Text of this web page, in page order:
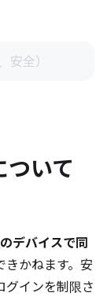
ついて
デバイスで同
きかねます。安
グインを制限さ